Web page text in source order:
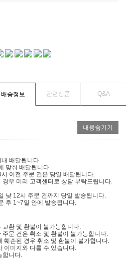
배송정보 관련상품 Q&A
내용숨기기
배달됩니다.
맞춰 배달됩니다.
이전 주문 건은 당일 배달됩니다.
우 미리 고객센터로 상담 부탁드립니다.
낮 12시 주문 건까지 당일 발송됩니다.
후 1~7일 안에 발송됩니다.
환 및 환불이 불가능합니다.
문 건은 취소 및 환불이 불가능합니다.
훼손된 경우 취소 및 환불이 불가합니다.
이미지와 다를 수 있습니다.
니다.